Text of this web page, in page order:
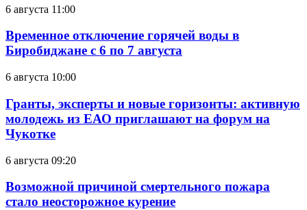
6 августа 11:00
Временное отключение горячей воды в
Биробиджане с 6 по 7 августа
6 августа 10:00
Гранты, эксперты и новые горизонты: активную
молодежь из ЕАО приглашают на форум на
Чукотке
6 августа 09:20
Возможной причиной смертельного пожара
стало неосторожное курение